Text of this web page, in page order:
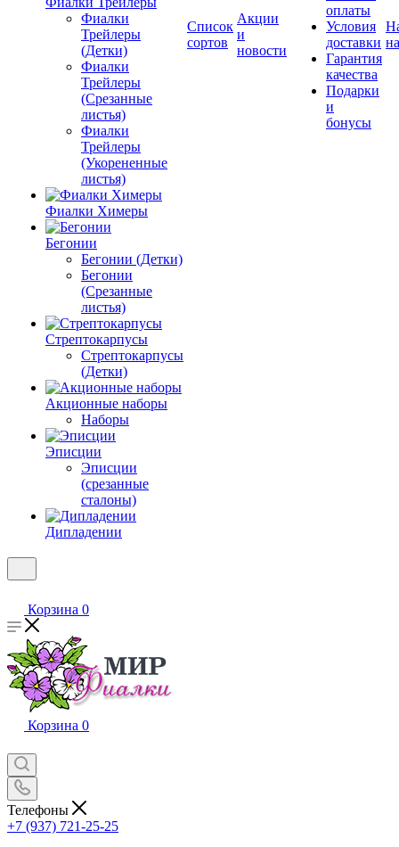
Фиалки
Трейлеры
(Детки)
Фиалки
Трейлеры
(Срезанные
листья)
Фиалки
Трейлеры
(Укорененные
листья)
Фиалки Химеры
Бегонии
Бегонии (Детки)
Бегонии
(Срезанные
листья)
Стрептокарпусы
Стрептокарпусы
(Детки)
Акционные наборы
Наборы
Эписции
Эписции
(срезанные
сталоны)
Дипладении
Список
сортов
Акции
и
новости
оплаты
Условия
доставки
Гарантия
качества
Подарки
и
бонусы
Корзина 0
Корзина 0
Телефоны
+7 (937) 721-25-25